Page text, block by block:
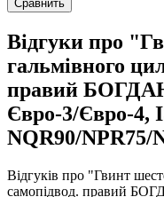
Сравнить
Відгуки про
гальмівного
правий
Євро-3/Євро-4,
NQR90/NPR75/
Відгуків про "Гвинт
самопідвод. правий